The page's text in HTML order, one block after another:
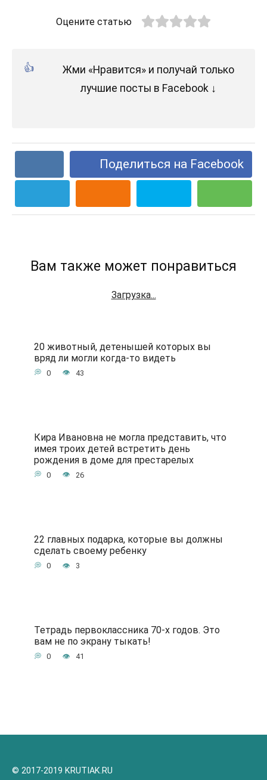
Оцените статью
Жми «Нравится» и получай только
лучшие посты в Facebook ↓
Поделиться на Facebook
Вам также может понравиться
Загрузка...
20 животный, детенышей которых вы
вряд ли могли когда-то видеть
0 43
Кира Ивановна не могла представить, что
имея троих детей встретить день
рождения в доме для престарелых
0 26
22 главных подарка, которые вы должны
сделать своему ребенку
0 3
Тетрадь первоклассника 70-х годов. Это
вам не по экрану тыкать!
0 41
© 2017-2019 KRUTIAK.RU